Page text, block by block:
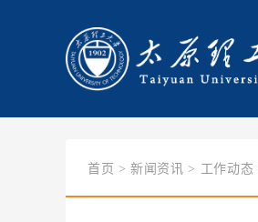
首页 >新闻资讯 > 工作动态